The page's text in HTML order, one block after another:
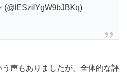
(@lESzilYgW9bJBKq)
声もありましたが、全体的な評